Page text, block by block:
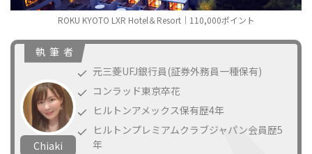
ROKU KYOTO LXR Hotel＆Resort｜110,000ポイント
執 筆 者
Chiaki
元三菱UFJ銀行員(証券外務員一種保有)
コンラッド東京卒花
ヒルトンアメックス保有歴4年
ヒルトンプレミアムクラブジャパン会員歴5
年